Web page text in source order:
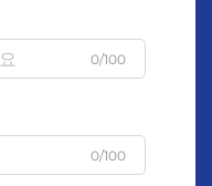
0/100
0/100